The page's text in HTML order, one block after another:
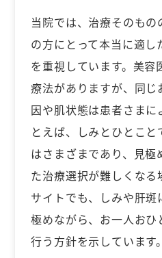
当院では、治療そのも
の方にとって本当に適
を重視しています。美容
療法がありますが、同じ
因や肌状態は患者さまに
とえば、しみとひとこ
はさまざまであり、見極
た治療選択が難しくなる
サイトでも、しみや肝
極めながら、お一人おひ
行う方針を示しています。